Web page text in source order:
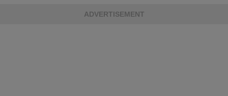
ADVERTISEMENT